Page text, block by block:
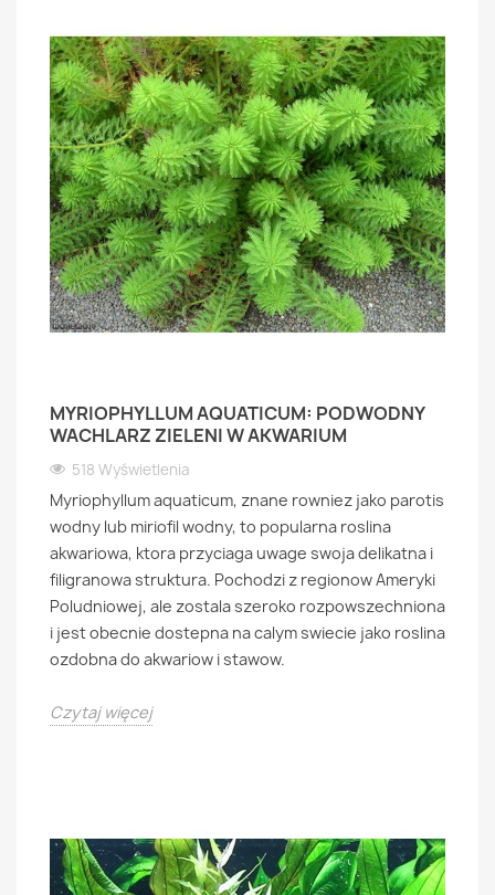
MYRIOPHYLLUM AQUATICUM: PODWODNY
WACHLARZ ZIELENI W AKWARIUM
518 Wyświetlenia
Myriophyllum aquaticum, znane rowniez jako parotis
wodny lub miriofil wodny, to popularna roslina
akwariowa, ktora przyciaga uwage swoja delikatna i
filigranowa struktura. Pochodzi z regionow Ameryki
Poludniowej, ale zostala szeroko rozpowszechniona
i jest obecnie dostepna na calym swiecie jako roslina
ozdobna do akwariow i stawow.
Czytaj więcej